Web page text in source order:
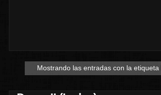
Mostrando las entradas con la etiqueta